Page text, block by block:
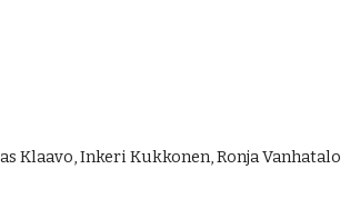
Klaavo, Inkeri Kukkonen, Ronja Vanhatalo